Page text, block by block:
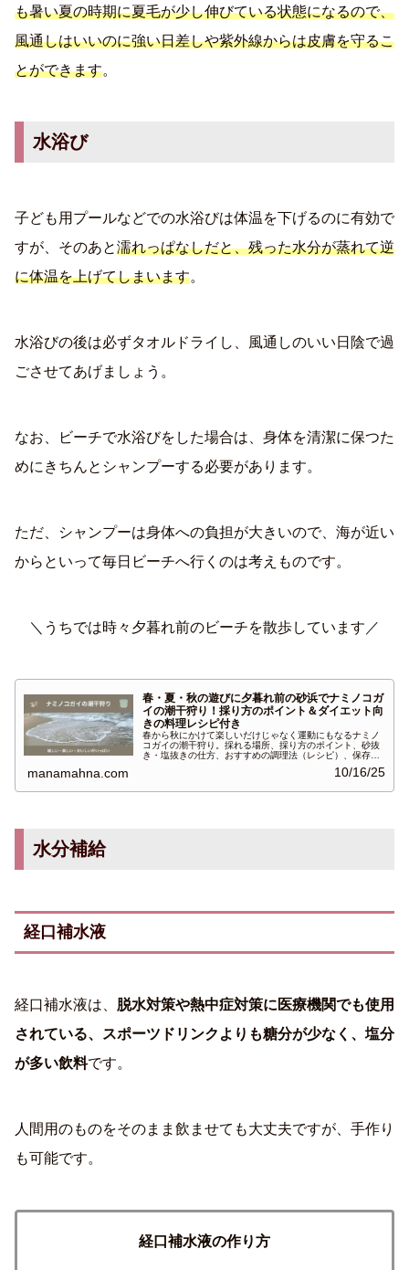
も暑い夏の時期に夏毛が少し伸びている状態になるので、
風通しはいいのに強い日差しや紫外線からは皮膚を守るこ
とができます。
水浴び
子ども用プールなどでの水浴びは体温を下げるのに有効で
すが、そのあと濡れっぱなしだと、残った水分が蒸れて逆
に体温を上げてしまいます。
水浴びの後は必ずタオルドライし、風通しのいい日陰で過
ごさせてあげましょう。
なお、ビーチで水浴びをした場合は、身体を清潔に保つた
めにきちんとシャンプーする必要があります。
ただ、シャンプーは身体への負担が大きいので、海が近い
からといって毎日ビーチへ行くのは考えものです。
＼うちでは時々夕暮れ前のビーチを散歩しています／
春・夏・秋の遊びに夕暮れ前の砂浜でナミノコガ
イの潮干狩り！採り方のポイント＆ダイエット向
きの料理レシピ付き
春から秋にかけて楽しいだけじゃなく運動にもなるナミノ
コガイの潮干狩り。採れる場所、採り方のポイント、砂抜
き・塩抜きの仕方、おすすめの調理法（レシピ）、保存の
manamahna.com 10/16/25
水分補給
経口補水液
経口補水液は、 脱水対策や熱中症対策に医療機関でも使用
されている、スポーツドリンクよりも糖分が少なく、塩分
が多い飲料です。
人間用のものをそのまま飲ませても大丈夫ですが、手作り
も可能です。
経口補水液の作り方